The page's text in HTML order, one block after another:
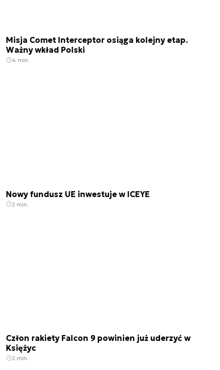
Misja Comet Interceptor osiąga kolejny etap.
Ważny wkład Polski
4 min.
Nowy fundusz UE inwestuje w ICEYE
2 min.
Człon rakiety Falcon 9 powinien już uderzyć w
Księżyc
2 min.